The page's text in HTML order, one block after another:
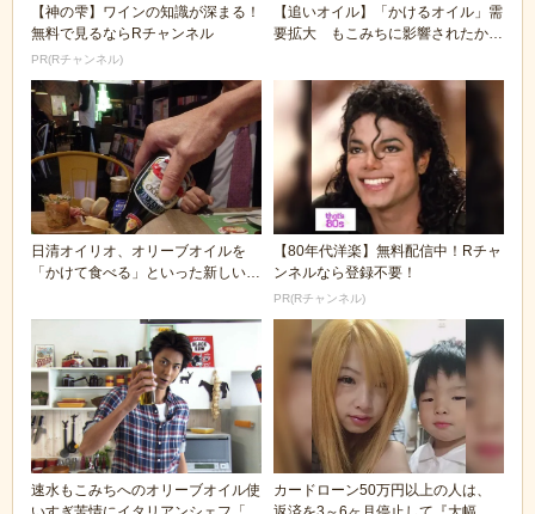
【神の雫】ワインの知識が深まる！
無料で見るならRチャンネル
PR(Rチャンネル)
【追いオイル】「かけるオイル」需
要拡大 もこみちに影響されたか
日清オイリオ、オリーブオイルを
「かけて食べる」といった新しい食
【80年代洋楽】無料配信中！Rチャ
ンネルなら登録不要！
PR(Rチャンネル)
速水もこみちへのオリーブオイル使
カードローン50万円以上の人は、